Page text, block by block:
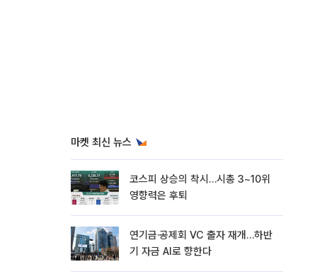
마켓 최신 뉴스
코스피 상승의 착시…시총 3~10위
영향력은 후퇴
연기금·공제회 VC 출자 재개…하반
기 자금 AI로 향한다